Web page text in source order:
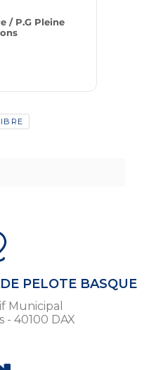
/ P.G Pleine
PELOTE BASQUE
Municipal
- 40100 DAX